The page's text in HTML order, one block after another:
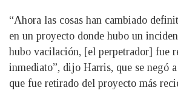
“Ahora las cosas han cambiado
en un proyecto donde hubo un
hubo vacilación, [el perpetrador] fue
inmediato”, dijo Harris, que se negó
que fue retirado del proyecto más